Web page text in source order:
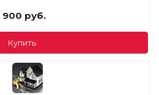
900 руб.
Купить